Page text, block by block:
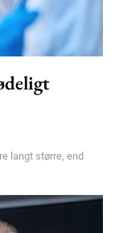
langt større, end